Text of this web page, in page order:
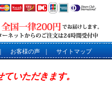
お客様の声 サイトマップ
いただきます。